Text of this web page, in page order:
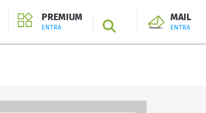
PREMIUM
ENTRA SEARCH
MAIL
ENTRA